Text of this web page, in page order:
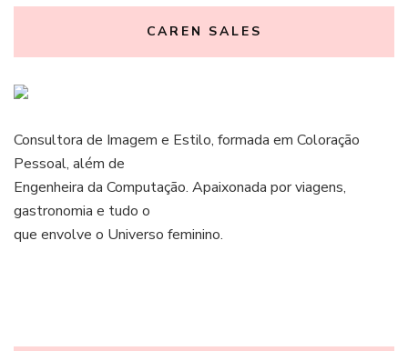
CAREN SALES
Consultora de Imagem e Estilo, formada em Coloração
Pessoal, além de
Engenheira da Computação. Apaixonada por viagens,
gastronomia e tudo o
que envolve o Universo feminino.